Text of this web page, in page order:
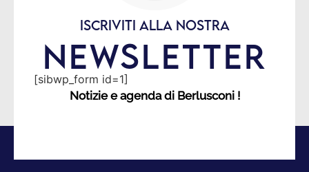
ISCRIVITI ALLA NOSTRA
NEWSLETTER
[sibwp_form id=1]
Notizie e agenda di Berlusconi !